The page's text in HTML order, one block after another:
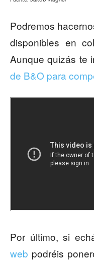
Podremos
disponibles en
Aunque quizás te
de B&O para
Por último, si
web podréis